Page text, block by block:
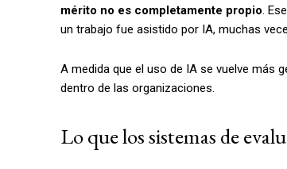
mérito no es completamente propio.
un trabajo fue asistido por IA, muchas
A medida que el uso de IA se vuelve más
dentro de las organizaciones.
Lo que los sistemas de